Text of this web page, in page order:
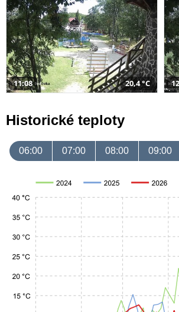
11:08 20,4 °C
Historické teploty
06:00 07:00 08:00 09:00